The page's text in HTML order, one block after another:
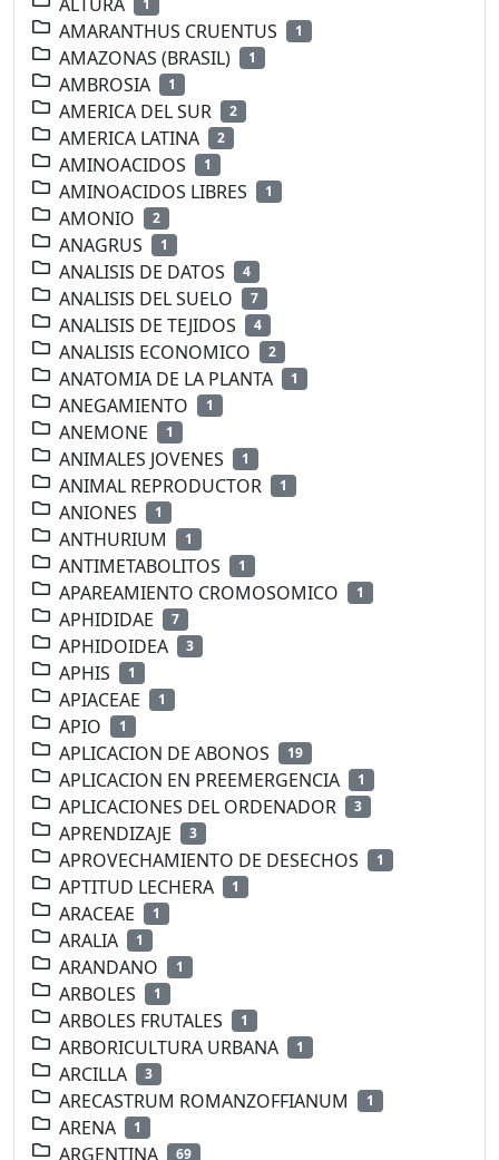
1
AMARANTHUS CRUENTUS 1
AMAZONAS (BRASIL) 1
AMBROSIA 1
AMERICA DEL SUR 2
AMERICA LATINA 2
AMINOACIDOS 1
AMINOACIDOS LIBRES 1
AMONIO 2
ANAGRUS 1
ANALISIS DE DATOS 4
ANALISIS DEL SUELO 7
ANALISIS DE TEJIDOS 4
ANALISIS ECONOMICO 2
ANATOMIA DE LA PLANTA 1
ANEGAMIENTO 1
ANEMONE 1
ANIMALES JOVENES 1
ANIMAL REPRODUCTOR 1
ANIONES 1
ANTHURIUM 1
ANTIMETABOLITOS 1
APAREAMIENTO CROMOSOMICO 1
APHIDIDAE 7
APHIDOIDEA 3
APHIS 1
APIACEAE 1
APIO 1
APLICACION DE ABONOS 19
APLICACION EN PREEMERGENCIA 1
APLICACIONES DEL ORDENADOR 3
APRENDIZAJE 3
APROVECHAMIENTO DE DESECHOS 1
APTITUD LECHERA 1
ARACEAE 1
ARALIA 1
ARANDANO 1
ARBOLES 1
ARBOLES FRUTALES 1
ARBORICULTURA URBANA 1
ARCILLA 3
ARECASTRUM ROMANZOFFIANUM 1
ARENA 1
ARGENTINA 69